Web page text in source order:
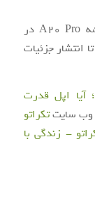
گزارش‌های قبلی همچنان به استفاده از تراشه A20 Pro در
تا انتشار جزئیات
شایعه‌ای جنجالی درباره آیفون ایر 2 ؛ آیا اپل قدرت
وب سایتتکراتو
- زندگی با